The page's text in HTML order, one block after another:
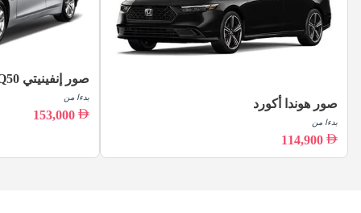
صور هوندا أكورد
بدءا من
114,900
صور إنفينيتي Q50
بدءا من
153,000